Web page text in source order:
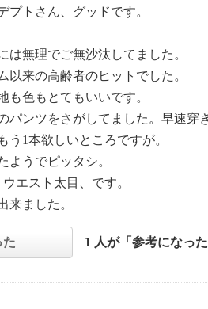
プトさん、グッドです。
は無理でご無沙汰してました。
以来の高齢者のヒットでした。
も色もとてもいいです。
パンツをさがしてました。早速穿
う1本欲しいところですが。
ようでピッタシ。
エスト太目、です。
来ました。
た 1 人が「参考になっ